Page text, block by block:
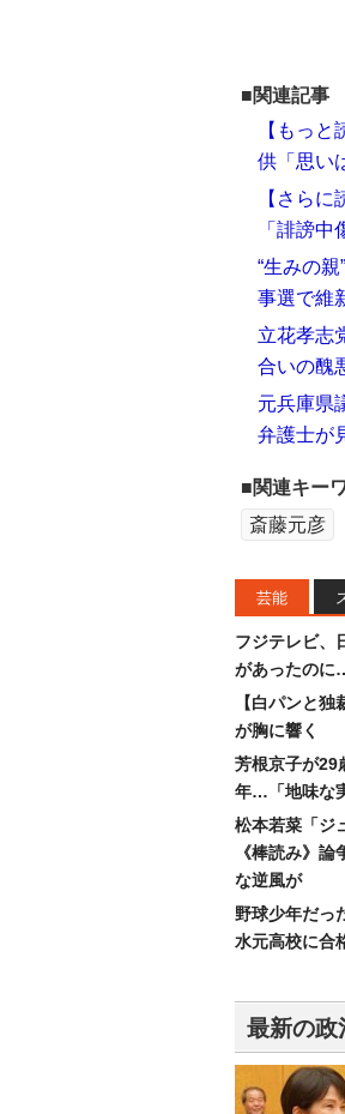
■関連記事
【もっ
供「思い
【さら
「誹謗
“生みの
事選で維
立花孝志
合いの醜
元兵庫県
弁護士が
■関連キー
斎藤元彦
芸能
フジテレビ、
があったのに
【白パンと
が胸に響く
芳根京子が29
年…「地味な
松本若菜「ジ
《棒読み》
な逆風が
野球少年だっ
水元高校に合
最新の政